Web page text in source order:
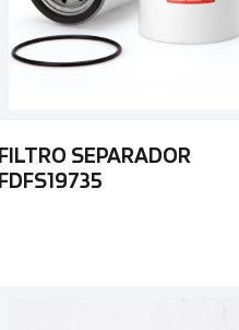
FILTRO SEPARADOR
FDFS19735